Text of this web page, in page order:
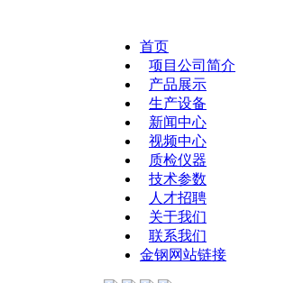
首页
项目公司简介
产品展示
生产设备
新闻中心
视频中心
质检仪器
技术参数
人才招聘
关于我们
联系我们
金钢网站链接